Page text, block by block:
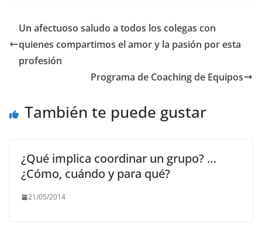
e
b
o
er l s
A
p
gr
a
y
Li
k
Un afectuoso saludo a todos los colegas con
quienes compartimos el amor y la pasión por esta
profesión
Programa de Coaching de Equipos
También te puede gustar
¿Qué implica coordinar un grupo? …
¿Cómo, cuándo y para qué?
21/05/2014